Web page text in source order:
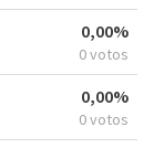
0,00%
0 votos
0,00%
0 votos